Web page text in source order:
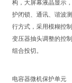
构，大屏幕液晶显示
护闭锁、通讯、谐波
行方式，采用模糊控
变压器抽头调整的控
组合投切。
电容器微机保护单元